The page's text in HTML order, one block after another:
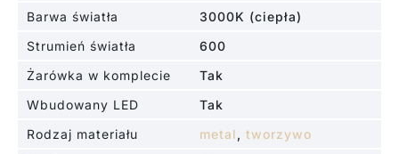
Barwa światła
3000K (ciepła)
Strumień światła
600
Żarówka w komplecie
Tak
Wbudowany LED
Tak
Rodzaj materiału
metal , tworzywo